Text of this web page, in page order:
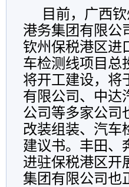
目前，广西
港务集团有限公
钦州保税港区进
车检测线项目总
将开工建设，将
有限公司、中达
公司等多家公司
改装组装、汽车
建议书。丰田、
进驻保税港区开
集团有限公司也